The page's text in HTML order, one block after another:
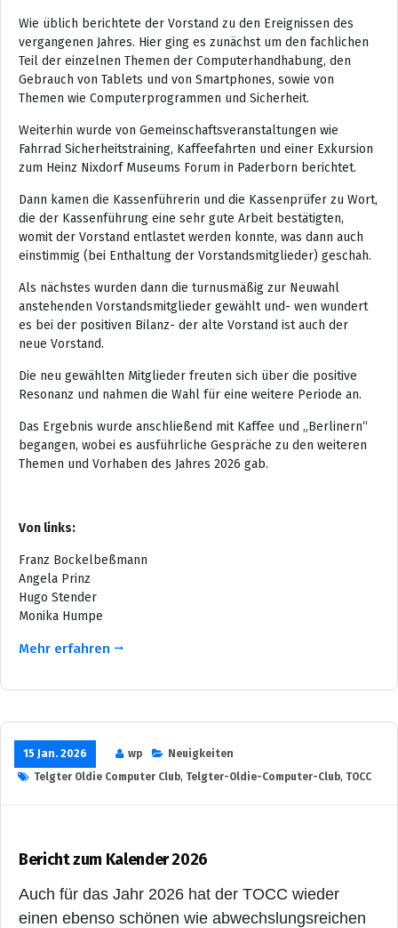
Wie üblich berichtete der Vorstand zu den Ereignissen des
vergangenen Jahres. Hier ging es zunächst um den fachlichen
Teil der einzelnen Themen der Computerhandhabung, den
Gebrauch von Tablets und von Smartphones, sowie von
Themen wie Computerprogrammen und Sicherheit.
Weiterhin wurde von Gemeinschaftsveranstaltungen wie
Fahrrad Sicherheitstraining, Kaffeefahrten und einer Exkursion
zum Heinz Nixdorf Museums Forum in Paderborn berichtet.
Dann kamen die Kassenführerin und die Kassenprüfer zu Wort,
die der Kassenführung eine sehr gute Arbeit bestätigten,
womit der Vorstand entlastet werden konnte, was dann auch
einstimmig (bei Enthaltung der Vorstandsmitglieder) geschah.
Als nächstes wurden dann die turnusmäßig zur Neuwahl
anstehenden Vorstandsmitglieder gewählt und- wen wundert
es bei der positiven Bilanz- der alte Vorstand ist auch der
neue Vorstand.
Die neu gewählten Mitglieder freuten sich über die positive
Resonanz und nahmen die Wahl für eine weitere Periode an.
Das Ergebnis wurde anschließend mit Kaffee und „Berlinern“
begangen, wobei es ausführliche Gespräche zu den weiteren
Themen und Vorhaben des Jahres 2026 gab.
Von links:
Franz Bockelbeßmann
Angela Prinz
Hugo Stender
Monika Humpe
Mehr erfahren
15 Jan. 2026 wp
Neuigkeiten
Telgter Oldie Computer Club, Telgter-Oldie-Computer-Club, TOCC
Bericht zum Kalender 2026
Auch für das Jahr 2026 hat der TOCC wieder
einen ebenso schönen wie abwechslungsreichen